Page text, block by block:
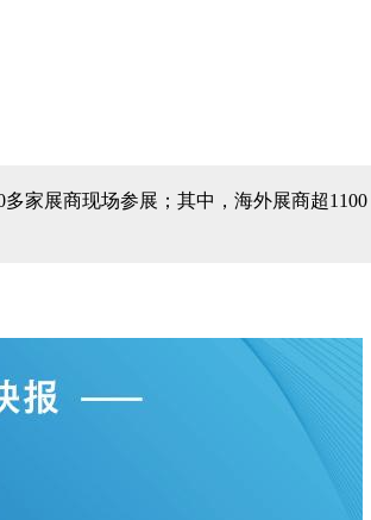
家展商现场参展；其中，海外展商超1100